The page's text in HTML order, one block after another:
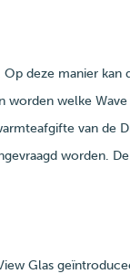
Op deze manier kan
worden welke Wave
van de
worden. De
Glas